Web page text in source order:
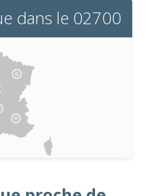
dans le 02700